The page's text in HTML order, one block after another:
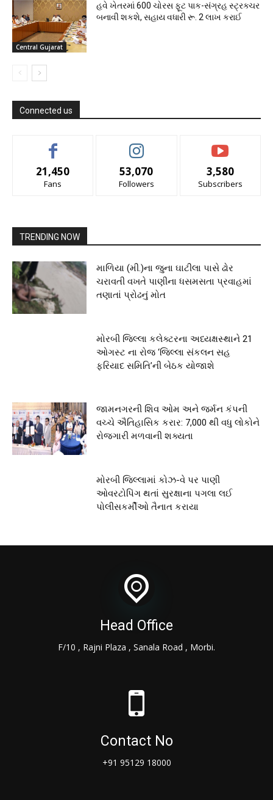
Central Gujarat
હવે ખેતરમાં 600 ચોરસ ફૂટ પાક-સંગ્રહ સ્ટ્રક્ચર
બનાવી શકશે, સહાય વધારી રૂ. 2 લાખ કરાઈ
Connected us
21,450
Fans
53,070
Followers
3,580
Subscribers
TRENDING NOW
માળિયા (મી.)ના જુના ઘાટીલા પાસે ઢોર
ચરાવતી વખતે પાણીના ધસમસતા પ્રવાહમાં
તણાતાં પ્રોઢનું મોત
મોરબી જિલ્લા કલેક્ટરના અધ્યક્ષસ્થાને 21
ઓગસ્ટ ના રોજ ‘જિલ્લા સંકલન સહ
ફરિયાદ સમિતિ’ની બેઠક યોજાશે
જામનગરની શિવ ઓમ અને જર્મન કંપની
વચ્ચે ઐતિહાસિક કરાર: 7,000 થી વધુ લોકોને
રોજગારી મળવાની શક્યતા
મોરબી જિલ્લામાં કોઝ-વે પર પાણી
ઓવરટોપિંગ થતાં સુરક્ષાના પગલા લઈ
પોલીસકર્મીઓ તૈનાત કરાયા
Head Office
F/10 , Rajni Plaza , Sanala Road , Morbi.
Contact No
+91 95129 18000